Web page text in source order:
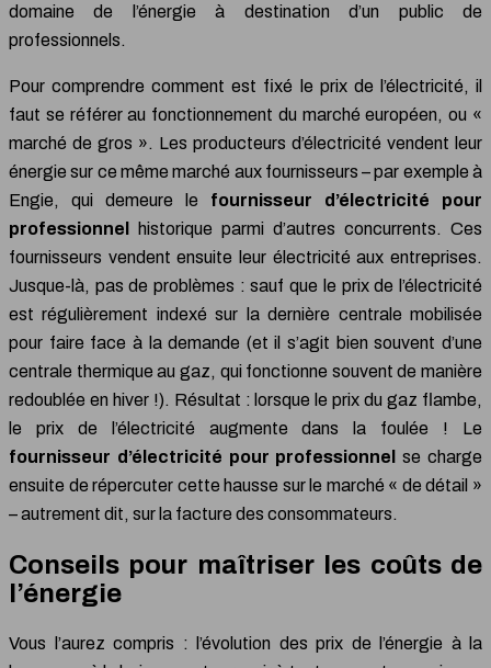
domaine de l’énergie à destination d’un public de
professionnels.
Pour comprendre comment est fixé le prix de l’électricité, il
faut se référer au fonctionnement du marché européen, ou «
marché de gros ». Les producteurs d’électricité vendent leur
énergie sur ce même marché aux fournisseurs – par exemple à
Engie, qui demeure le fournisseur d’électricité pour
professionnel
historique parmi d’autres concurrents. Ces
fournisseurs vendent ensuite leur électricité aux entreprises.
Jusque-là, pas de problèmes : sauf que le prix de l’électricité
est régulièrement indexé sur la dernière centrale mobilisée
pour faire face à la demande (et il s’agit bien souvent d’une
centrale thermique au gaz, qui fonctionne souvent de manière
redoublée en hiver !). Résultat : lorsque le prix du gaz flambe,
le prix de l’électricité augmente dans la foulée ! Le
fournisseur d’électricité pour professionnel
se charge
ensuite de répercuter cette hausse sur le marché « de détail »
– autrement dit, sur la facture des consommateurs.
Conseils pour maîtriser les coûts de
l’énergie
Vous l’aurez compris : l’évolution des prix de l’énergie à la